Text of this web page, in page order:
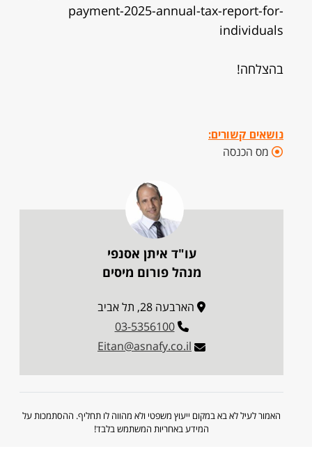
payment-2025-annual-tax-report-for-
individuals
בהצלחה!
נושאים קשורים:
מס הכנסה
עו"ד איתן אסנפי
מנהל פורום מיסים
הארבעה 28, תל אביב
03-5356100
Eitan@asnafy.co.il
האמור לעיל לא בא במקום ייעוץ משפטי ולא מהווה לו תחליף. ההסתמכות על
המידע באחריות המשתמש בלבד!